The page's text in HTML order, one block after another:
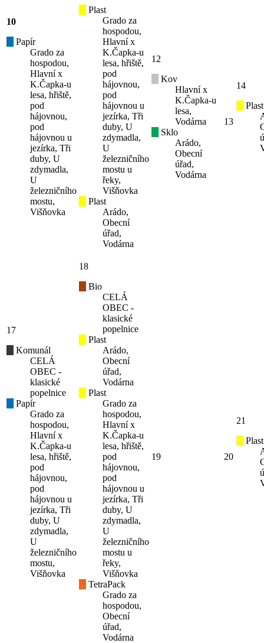
10
Papír
Grado za
hospodou,
Hlavní x
K.Čapka-u
lesa, hřiště,
pod
hájovnou,
pod
hájovnou u
jezírka, Tři
duby, U
zdymadla,
U
železničního
mostu,
Višňovka
Plast
Grado za
hospodou,
Hlavní x
K.Čapka-u
lesa, hřiště,
pod
hájovnou,
pod
hájovnou u
jezírka, Tři
duby, U
zdymadla,
U
železničního
mostu u
řeky,
Višňovka
Plast
Arádo,
Obecní
úřad,
Vodárna
12
Kov
Hlavní x
K.Čapka-u
lesa,
Vodárna
Sklo
Arádo,
Obecní
úřad,
Vodárna
13
14
Plast
17
Komunál
CELÁ
OBEC -
klasické
popelnice
Papír
Grado za
hospodou,
Hlavní x
K.Čapka-u
lesa, hřiště,
pod
hájovnou,
pod
hájovnou u
jezírka, Tři
duby, U
zdymadla,
U
železničního
mostu,
Višňovka
18
Bio
CELÁ
OBEC -
klasické
popelnice
Plast
Arádo,
Obecní
úřad,
Vodárna
Plast
Grado za
hospodou,
Hlavní x
K.Čapka-u
lesa, hřiště,
pod
hájovnou,
pod
hájovnou u
jezírka, Tři
duby, U
zdymadla,
U
železničního
mostu u
řeky,
Višňovka
TetraPack
Grado za
hospodou,
Obecní
úřad,
Vodárna
19 20
21
Plast